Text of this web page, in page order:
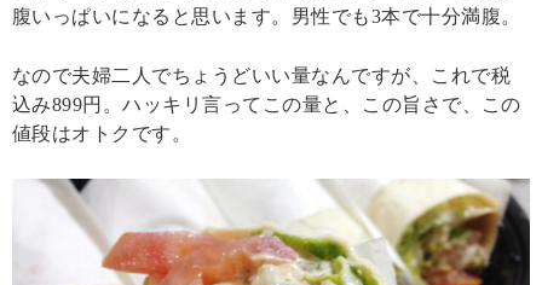
腹いっぱいになると思います。男性でも3本で十分満腹。
なので夫婦二人でちょうどいい量なんですが、これで税
込み899円。ハッキリ言ってこの量と、この旨さで、この
値段はオトクです。